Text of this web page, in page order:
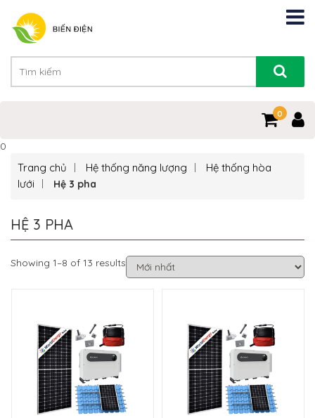
0
0
Trang chủ Hệ thống năng lượng
Hệ thống hòa
lưới
Hệ 3 pha
HỆ 3 PHA
Showing 1–8 of 13 results